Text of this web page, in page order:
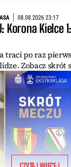
08.08.2026 23:17
Korona Kielce
traci po raz
Zobacz skrót